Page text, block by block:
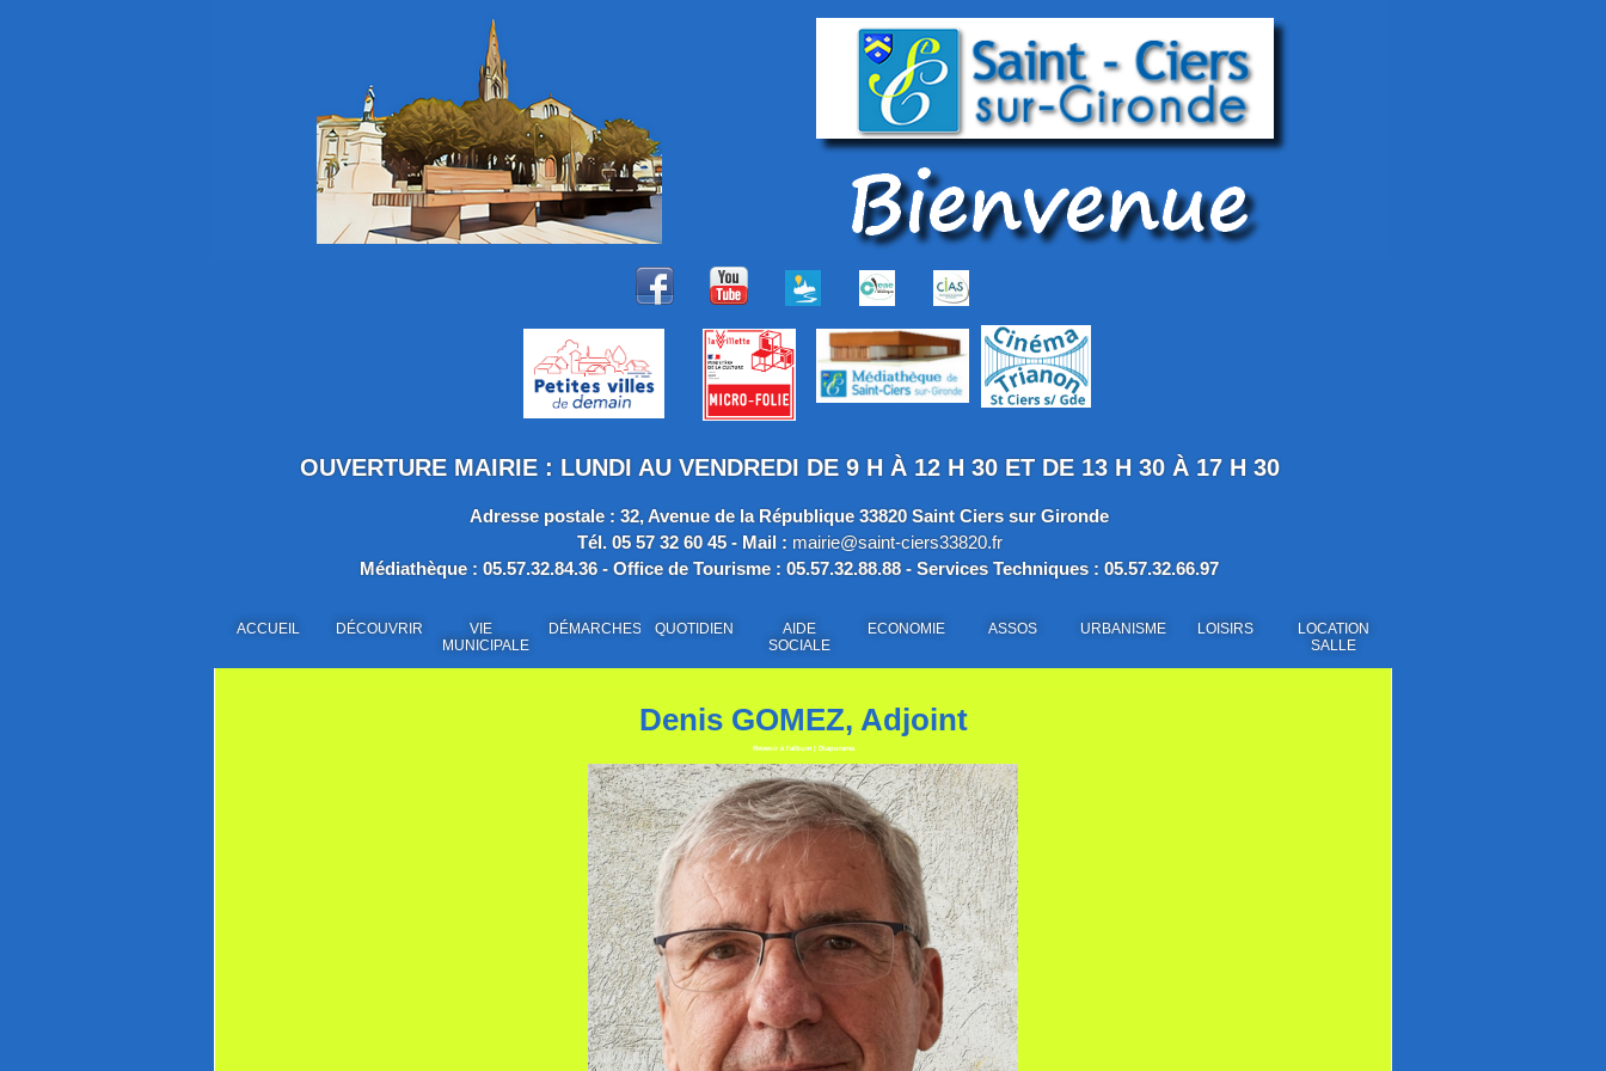
OUVERTURE MAIRIE : LUNDI AU VENDREDI DE 9 H À 12 H 30 ET DE 13 H 30 À 17 H 30
Adresse postale : 32, Avenue de la République 33820 Saint Ciers sur Gironde
Tél. 05 57 32 60 45 - Mail : mairie@saint-ciers33820.fr
Médiathèque : 05.57.32.84.36 - Office de Tourisme : 05.57.32.88.88 - Services Techniques : 05.57.32.66.97
ACCUEIL DÉCOUVRIR
VIE
MUNICIPALE
DÉMARCHES QUOTIDIEN
AIDE
SOCIALE
ECONOMIE ASSOS URBANISME LOISIRS
LOCATION
SALLE
Denis GOMEZ, Adjoint
Revenir à l'album | Diaporama